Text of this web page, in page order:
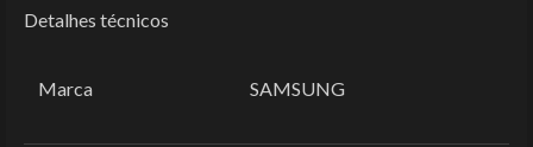
Detalhes técnicos
Marca ‎SAMSUNG